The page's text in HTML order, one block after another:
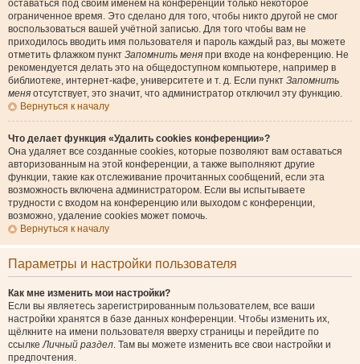
оставаться под своим именем на конференции только некоторое
ограниченное время. Это сделано для того, чтобы никто другой не смог
воспользоваться вашей учётной записью. Для того чтобы вам не
приходилось вводить имя пользователя и пароль каждый раз, вы можете
отметить флажком пункт Запомнить меня при входе на конференцию. Не
рекомендуется делать это на общедоступном компьютере, например в
библиотеке, интернет-кафе, университете и т. д. Если пункт Запомнить
меня отсутствует, это значит, что администратор отключил эту функцию.
Вернуться к началу
Что делает функция «Удалить cookies конференции»?
Она удаляет все созданные cookies, которые позволяют вам оставаться
авторизованным на этой конференции, а также выполняют другие
функции, такие как отслеживание прочитанных сообщений, если эта
возможность включена администратором. Если вы испытываете
трудности с входом на конференцию или выходом с конференции,
возможно, удаление cookies может помочь.
Вернуться к началу
Параметры и настройки пользователя
Как мне изменить мои настройки?
Если вы являетесь зарегистрированным пользователем, все ваши
настройки хранятся в базе данных конференции. Чтобы изменить их,
щёлкните на имени пользователя вверху страницы и перейдите по
ссылкеЛичный раздел. Там вы можете изменить все свои настройки и
предпочтения.